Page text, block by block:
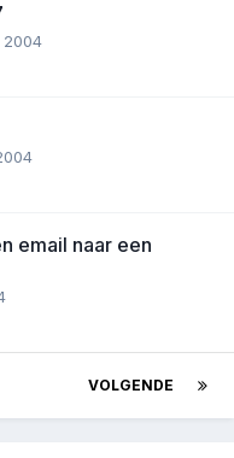
2004
email naar een
VOLGENDE